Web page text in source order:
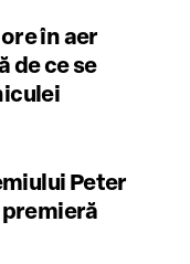
în aer
de ce se
Peter
premieră